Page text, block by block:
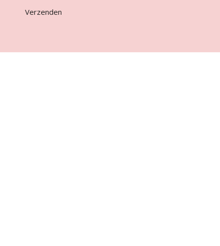
Verzenden